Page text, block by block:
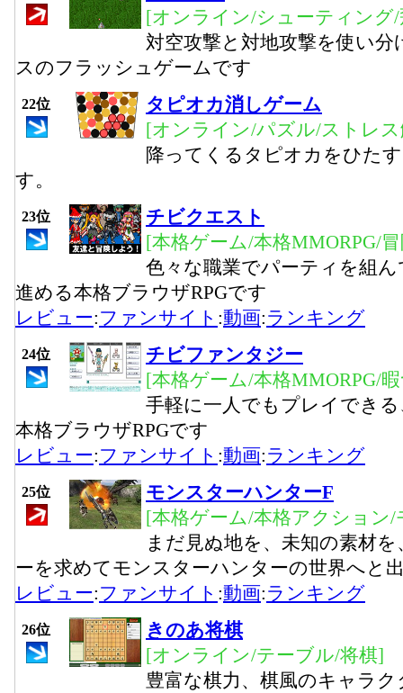
[オンライン/シューティング
対空攻撃と対地攻撃を使い
スのフラッシュゲームです
22位
タピオカ消しゲーム
[オンライン/パズル/ストレ
降ってくるタピオカをひた
す。
23位
チビクエスト
[本格ゲーム/本格MMORPG/
色々な職業でパーティを組
進める本格ブラウザRPGです
レビュー:ファンサイト :動画:ランキング
24位
チビファンタジー
[本格ゲーム/本格MMORPG/
手軽に一人でもプレイでき
本格ブラウザRPGです
レビュー:ファンサイト :動画:ランキング
25位
モンスターハンターF
[本格ゲーム/本格アクション
まだ見ぬ地を、未知の素材
ーを求めてモンスターハンターの世界へと
レビュー:ファンサイト :動画:ランキング
26位
きのあ将棋
[オンライン/テーブル/将棋]
豊富な棋力、棋風のキャラ